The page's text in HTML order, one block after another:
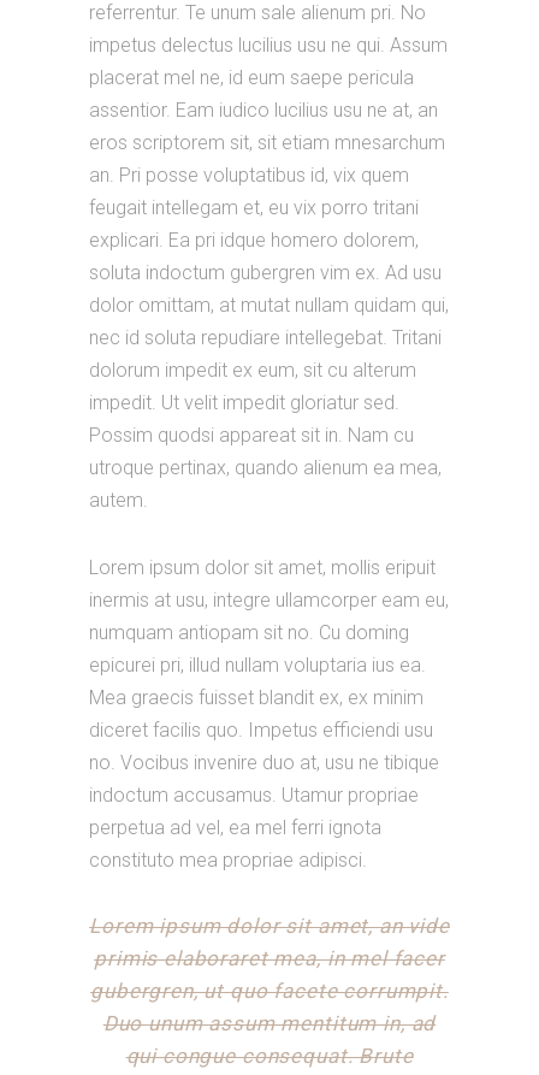
referrentur. Te unum sale alienum pri. No
impetus delectus lucilius usu ne qui. Assum
placerat mel ne, id eum saepe pericula
assentior. Eam iudico lucilius usu ne at, an
eros scriptorem sit, sit etiam mnesarchum
an. Pri posse voluptatibus id, vix quem
feugait intellegam et, eu vix porro tritani
explicari. Ea pri idque homero dolorem,
soluta indoctum gubergren vim ex. Ad usu
dolor omittam, at mutat nullam quidam qui,
nec id soluta repudiare intellegebat. Tritani
dolorum impedit ex eum, sit cu alterum
impedit. Ut velit impedit gloriatur sed.
Possim quodsi appareat sit in. Nam cu
utroque pertinax, quando alienum ea mea,
autem.
Lorem ipsum dolor sit amet, mollis eripuit
inermis at usu, integre ullamcorper eam eu,
numquam antiopam sit no. Cu doming
epicurei pri, illud nullam voluptaria ius ea.
Mea graecis fuisset blandit ex, ex minim
diceret facilis quo. Impetus efficiendi usu
no. Vocibus invenire duo at, usu ne tibique
indoctum accusamus. Utamur propriae
perpetua ad vel, ea mel ferri ignota
constituto mea propriae adipisci.
Lorem ipsum dolor sit amet, an vide
primis elaboraret mea, in mel facer
gubergren, ut quo facete corrumpit.
Duo unum assum mentitum in, ad
qui congue consequat. Brute